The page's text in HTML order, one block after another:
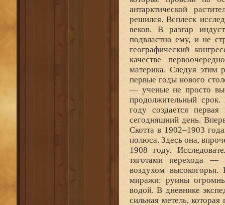
антарктической
решился. Всплеск
веков. В разгар
подвластно ему, и не
географический
качестве
материка. Следуя этим
первые годы нового
— ученые не просто
продолжительный срок.
году создается первая
сегодняшний день.
Скотта в 1902–1903
полюса. Здесь она,
1908 году.
тяготами перехода —
воздухом
миражи: руины
водой. В дневнике
сильная метель,